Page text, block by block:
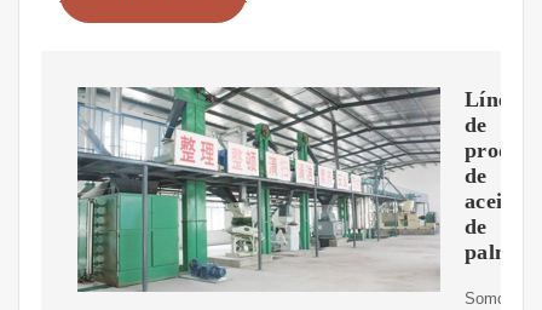
Línea
de
de
aceite
de
palma
Somos